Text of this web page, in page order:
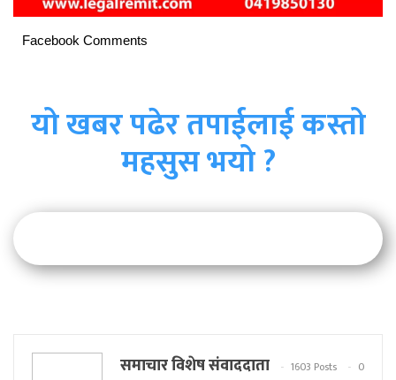
Facebook Comments
यो खबर पढेर तपाईलाई कस्तो
महसुस भयो ?
समाचार विशेष संवाददाता 1603 Posts
0